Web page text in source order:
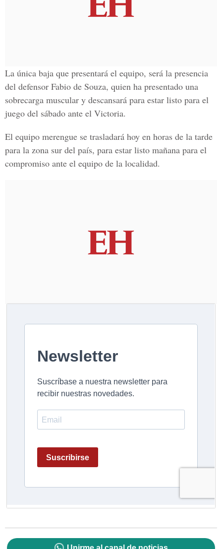
La única baja que presentará el equipo, será la presencia
del defensor Fabio de Souza, quien ha presentado una
sobrecarga muscular y descansará para estar listo para el
juego del sábado ante el Victoria.
El equipo merengue se trasladará hoy en horas de la tarde
para la zona sur del país, para estar listo mañana para el
compromiso ante el equipo de la localidad.